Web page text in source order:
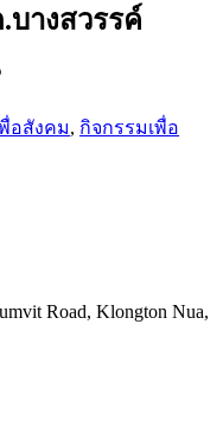
างสวรรค์
อสังคม, กิจกรรมเพื่อ
Road, Klongton Nua,